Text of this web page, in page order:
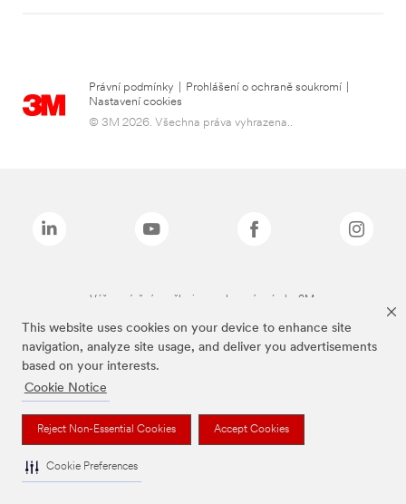
This website uses cookies on your device to enhance site
navigation, analyze site usage, and deliver you advertisements
based on your interests.
Cookie Notice
Reject Non-Essential Cookies Accept Cookies
Cookie Preferences
Právní podmínky Prohlášení o ochraně soukromí
Nastavení cookies
© 3M 2026. Všechna práva vyhrazena..
Výše zmíněné značky jsou ochranné známky 3M.